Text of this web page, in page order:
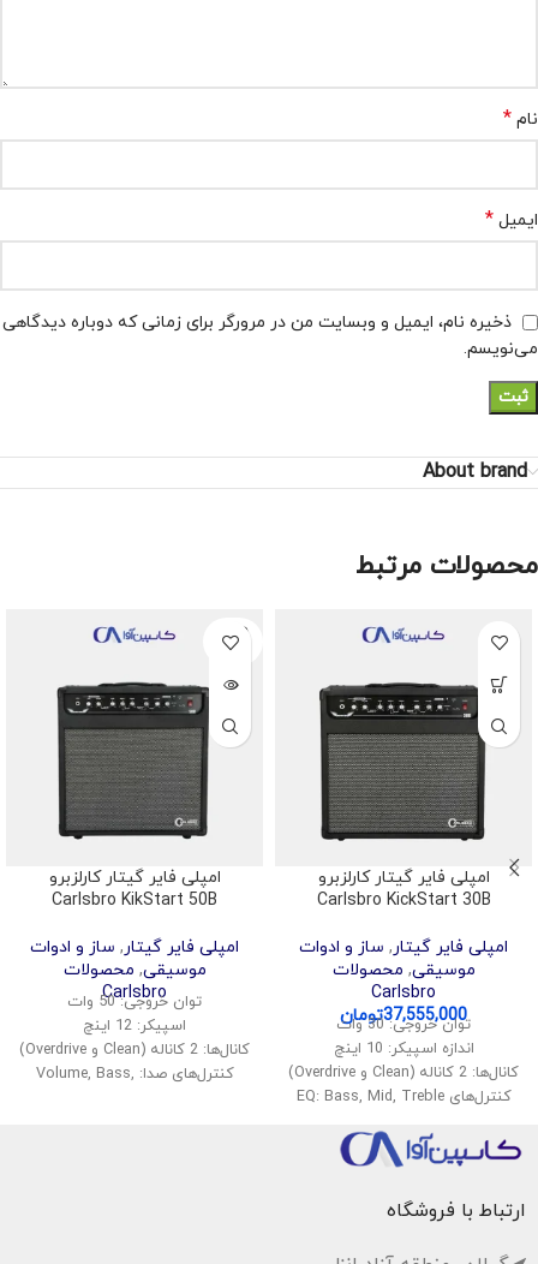
نام *
ایمیل *
ذخیره نام، ایمیل و وبسایت من در مرورگر برای زمانی که دوباره دیدگاهی
می‌نویسم.
About brand
محصولات مرتبط
امپلی فایر گیتار کارلزبرو
Carlsbro KickStart 30B
امپلی فایر گیتار, ساز و ادوات
موسیقی, محصولات
Carlsbro
37,555,000تومانتوان خروجی: 30 وات
اندازه اسپیکر: 10 اینچ
کانال‌ها: 2 کاناله (Clean و Overdrive)
کنترل‌های EQ: Bass, Mid, Treble
ورودی AUX: برای پخش موسیقی از
دستگاه‌های دیگر
خصوصی
SOLD
OUT
امپلی فایر گیتار کارلزبرو
Carlsbro KikStart 50B
امپلی فایر گیتار, ساز و ادوات
موسیقی, محصولات
Carlsbro
توان خروجی: 50 وات
اسپیکر: 12 اینچ
کانال‌ها: 2 کاناله (Clean و Overdrive)
کنترل‌های صدا: Volume, Bass,
ارتباط با فروشگاه